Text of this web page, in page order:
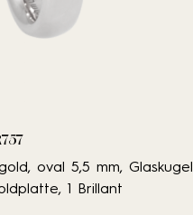
oval 5,5 mm, Glaskugel
1 Brillant